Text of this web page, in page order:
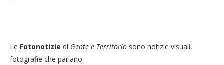
Le Fotonotizie di Gente e Territorio sono notizie visuali,
fotografie che parlano.